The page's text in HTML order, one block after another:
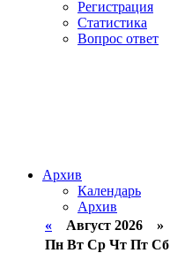
Регистрация
Статистика
Вопрос ответ
Архив
Календарь
Архив
« Август 2026 »
Пн Вт Ср Чт Пт Сб